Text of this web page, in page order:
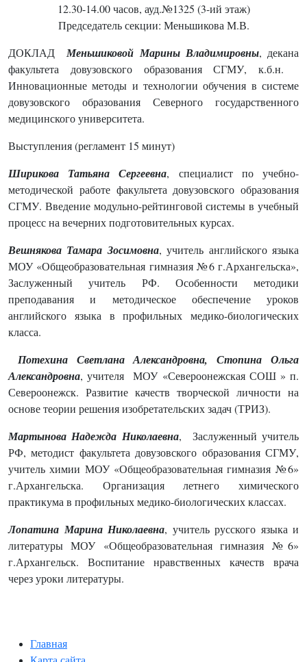
12.30-14.00 часов, ауд.№1325 (3-ий этаж)
Председатель секции: Меньшикова М.В.
ДОКЛАД Меньшиковой Марины Владимировны, декана
факультета довузовского образования СГМУ, к.б.н.
Инновационные методы и технологии обучения в системе
довузовского образования Северного государственного
медицинского университета.
Выступления (регламент 15 минут)
Ширикова Татьяна Сергеевна, специалист по учебно-
методической работе факультета довузовского образования
СГМУ. Введение модульно-рейтинговой системы в учебный
процесс на вечерних подготовительных курсах.
Вешнякова Тамара Зосимовна, учитель английского языка
МОУ «Общеобразовательная гимназия №6 г.Архангельска»,
Заслуженный учитель РФ. Особенности методики
преподавания и методическое обеспечение уроков
английского языка в профильных медико-биологических
класса.
Потехина Светлана Александровна, Стопина Ольга
Александровна, учителя МОУ «Североонежская СОШ » п.
Североонежск. Развитие качеств творческой личности на
основе теории решения изобретательских задач (ТРИЗ).
Мартынова Надежда Николаевна, Заслуженный учитель
РФ, методист факультета довузовского образования СГМУ,
учитель химии МОУ «Общеобразовательная гимназия №6»
г.Архангельска. Организация летнего химического
практикума в профильных медико-биологических классах.
Лопатина Марина Николаевна, учитель русского языка и
литературы МОУ «Общеобразовательная гимназия №6»
г.Архангельск. Воспитание нравственных качеств врача
через уроки литературы.
Главная